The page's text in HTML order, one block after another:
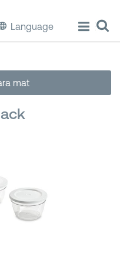
Language
mat